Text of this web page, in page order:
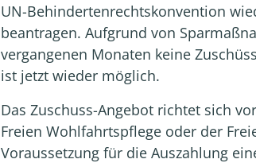
UN-Behindertenrechtskonvention
beantragen. Aufgrund von
vergangenen Monaten keine
ist jetzt wieder möglich.
Das Zuschuss-Angebot richtet sich
Freien Wohlfahrtspflege oder der
Voraussetzung für die Auszahlung